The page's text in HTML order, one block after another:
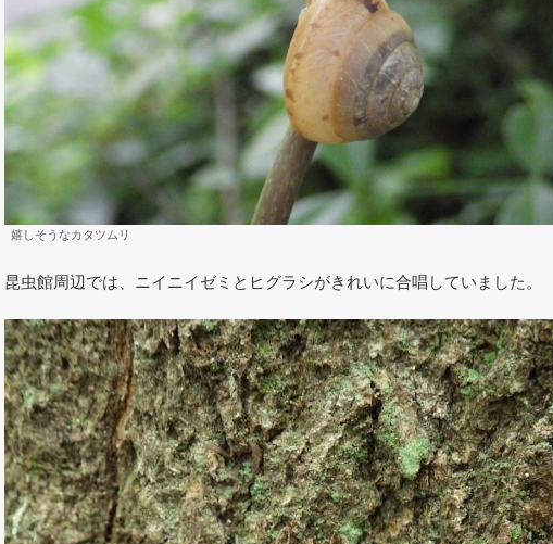
嬉しそうなカタツムリ
昆虫館周辺では、ニイニイゼミとヒグラシがきれいに合唱していました。